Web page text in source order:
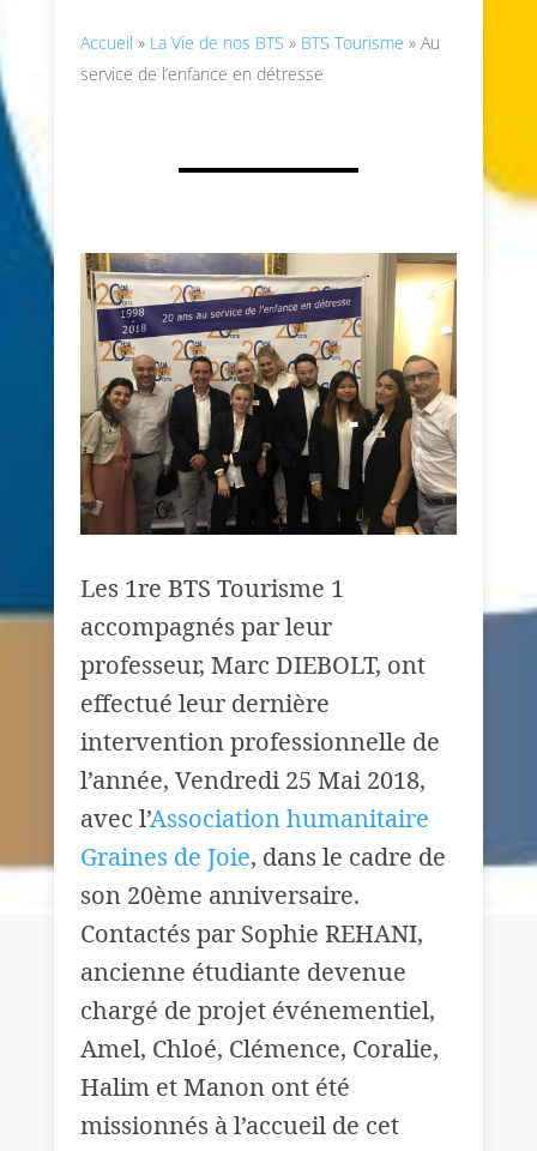
Accueil » La Vie de nos BTS » BTS Tourisme »Au
service de l’enfance en détresse
Les 1re BTS Tourisme 1
accompagnés par leur
professeur, Marc DIEBOLT, ont
effectué leur dernière
intervention professionnelle de
l’année, Vendredi 25 Mai 2018,
avec l’Association humanitaire
Graines de Joie, dans le cadre de
son 20ème anniversaire.
Contactés par Sophie REHANI,
ancienne étudiante devenue
chargé de projet événementiel,
Amel, Chloé, Clémence, Coralie,
Halim et Manon ont été
missionnés à l’accueil de cet